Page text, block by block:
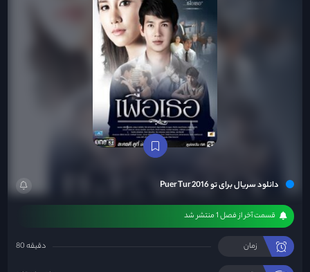
دانلود سریال برای تو Puer Tur 2016
قسمت آخر از فصل 1 منتشر شد
زمان 80 دقیقه